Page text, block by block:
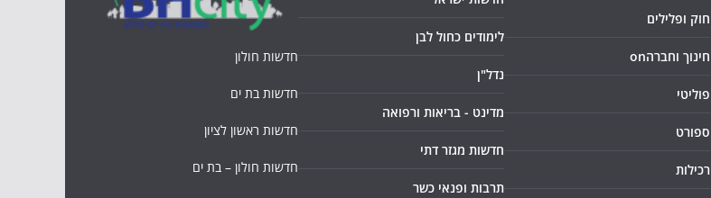
חוק ופלילים
חינוך וחברהon
פוליטי
ספורט
רכילות
לימודים כחול לבן
נדל"ן
מדינט - בריאות ורפואה
חדשות מגזר דתי
תרבות ופנאי כשר
חדשות חולון
חדשות בת ים
חדשות ראשון לציון
חדשות חולון – בת ים